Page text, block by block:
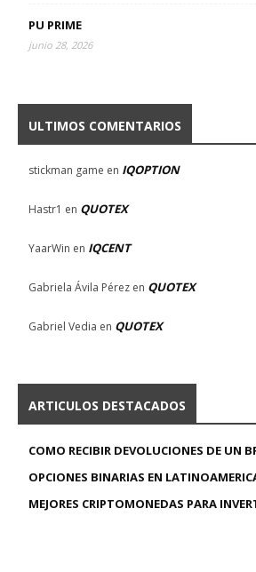
PU PRIME
junio 28, 2026
ULTIMOS COMENTARIOS
stickman game en IQOPTION
Hastr1 en QUOTEX
YaarWin en IQCENT
Gabriela Ávila Pérez en QUOTEX
Gabriel Vedia en QUOTEX
ARTICULOS DESTACADOS
COMO RECIBIR DEVOLUCIONES DE UN
OPCIONES BINARIAS EN
MEJORES CRIPTOMONEDAS PARA